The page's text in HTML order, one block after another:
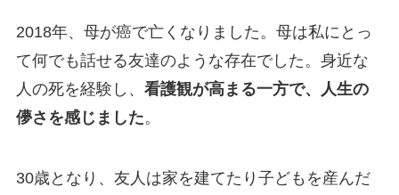
2018年、母が癌で亡くなりました。母は私にとっ
て何でも話せる友達のような存在でした。身近な
人の死を経験し、 看護観が高まる一方で、人生の
儚さを感じました。
30歳となり、友人は家を建てたり子どもを産んだ